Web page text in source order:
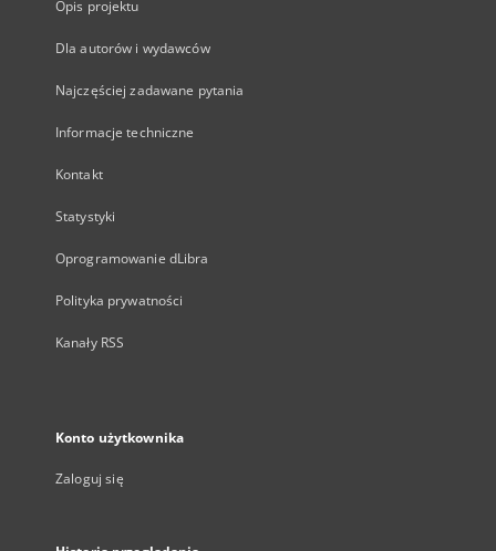
Opis projektu
Dla autorów i wydawców
Najczęściej zadawane pytania
Informacje techniczne
Kontakt
Statystyki
Oprogramowanie dLibra
Polityka prywatności
Kanały RSS
Konto użytkownika
Zaloguj się